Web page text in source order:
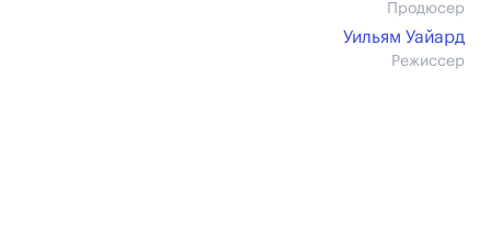
Продюсер
Уильям Уайард
Режиссер